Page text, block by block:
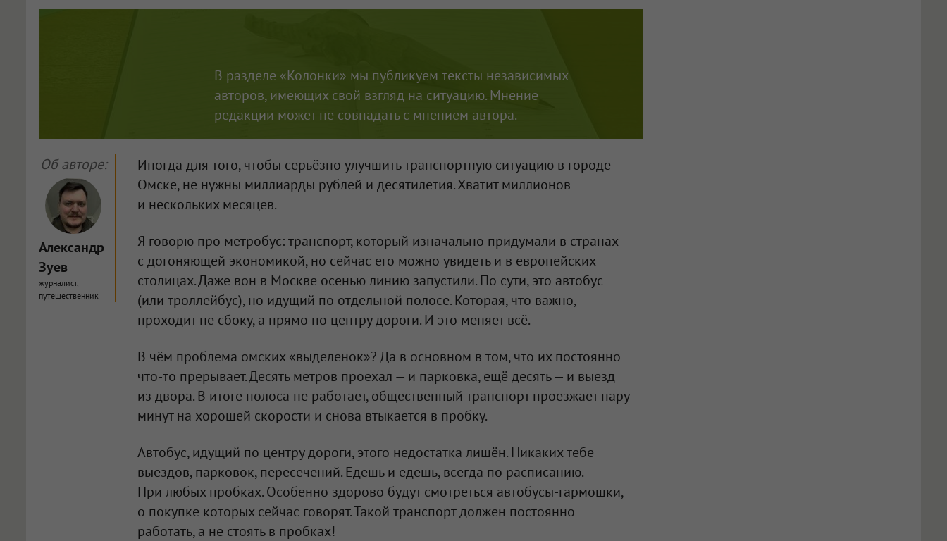
В разделе «Колонки» мы публикуем тексты независимых
авторов, имеющих свой взгляд на ситуацию. Мнение
редакции может не совпадать с мнением автора.
Об авторе:
Александр
Зуев
журналист,
путешественник
Иногда для того, чтобы серьёзно улучшить транспортную ситуацию в городе
Омске, не нужны миллиарды рублей и десятилетия. Хватит миллионов
и нескольких месяцев.
Я говорю про метробус: транспорт, который изначально придумали в странах
с догоняющей экономикой, но сейчас его можно увидеть и в европейских
столицах. Даже вон в Москве осенью линию запустили. По сути, это автобус
(или троллейбус), но идущий по отдельной полосе. Которая, что важно,
проходит не сбоку, а прямо по центру дороги. И это меняет всё.
В чём проблема омских «выделенок»? Да в основном в том, что их постоянно
что-то прерывает. Десять метров проехал — и парковка, ещё десять — и выезд
из двора. В итоге полоса не работает, общественный транспорт проезжает пару
минут на хорошей скорости и снова втыкается в пробку.
Автобус, идущий по центру дороги, этого недостатка лишён. Никаких тебе
выездов, парковок, пересечений. Едешь и едешь, всегда по расписанию.
При любых пробках. Особенно здорово будут смотреться автобусы-гармошки,
о покупке которых сейчас говорят. Такой транспорт должен постоянно
работать, а не стоять в пробках!